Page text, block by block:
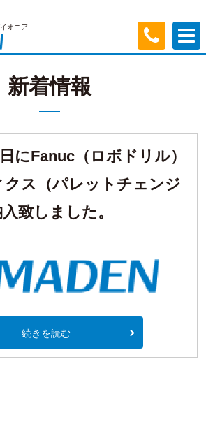
オニア
新着情報
にFanuc（ロボドリル）
クス（パレットチェンジ
致しました。
続きを読む